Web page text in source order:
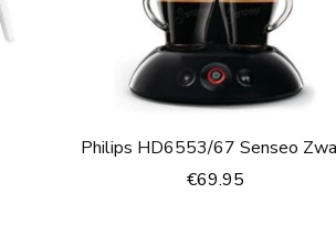
Philips HD6553/67 Senseo
€69.95